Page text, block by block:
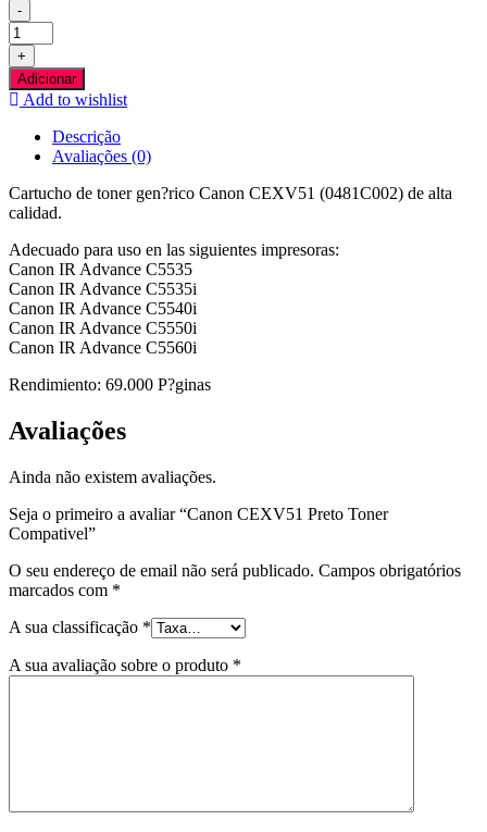
-
Quantidade
de
Canon
CEXV51
Preto
Compativel
+
Adicionar
Add to wishlist
Descrição
Avaliações (0)
Cartucho de toner gen?rico Canon CEXV51 (0481C002) de alta
calidad.
Adecuado para uso en las siguientes impresoras:
Canon IR Advance C5535
Canon IR Advance C5535i
Canon IR Advance C5540i
Canon IR Advance C5550i
Canon IR Advance C5560i
Rendimiento: 69.000 P?ginas
Avaliações
Ainda não existem avaliações.
Seja o primeiro a avaliar “Canon CEXV51 Preto Toner
Compativel”
O seu endereço de email não será publicado. Campos obrigatórios
marcados com *
A sua classificação *
A sua avaliação sobre o produto *